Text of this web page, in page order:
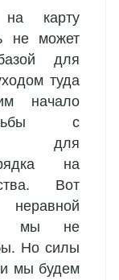
на карту
не может
для
туда
начало
с
для
на
Вот
мы не
Но силы
мы будем